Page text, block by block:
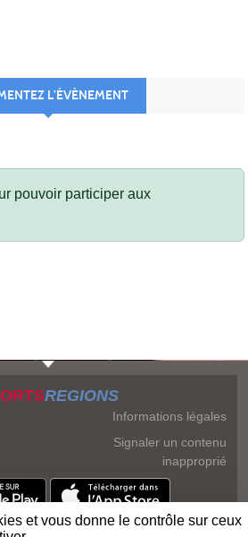
L’ÉVÈNEMENT
pouvoir participer aux
REGIONS
Informations légales
Signaler un contenu
inapproprié
et vous donne le contrôle sur ceux